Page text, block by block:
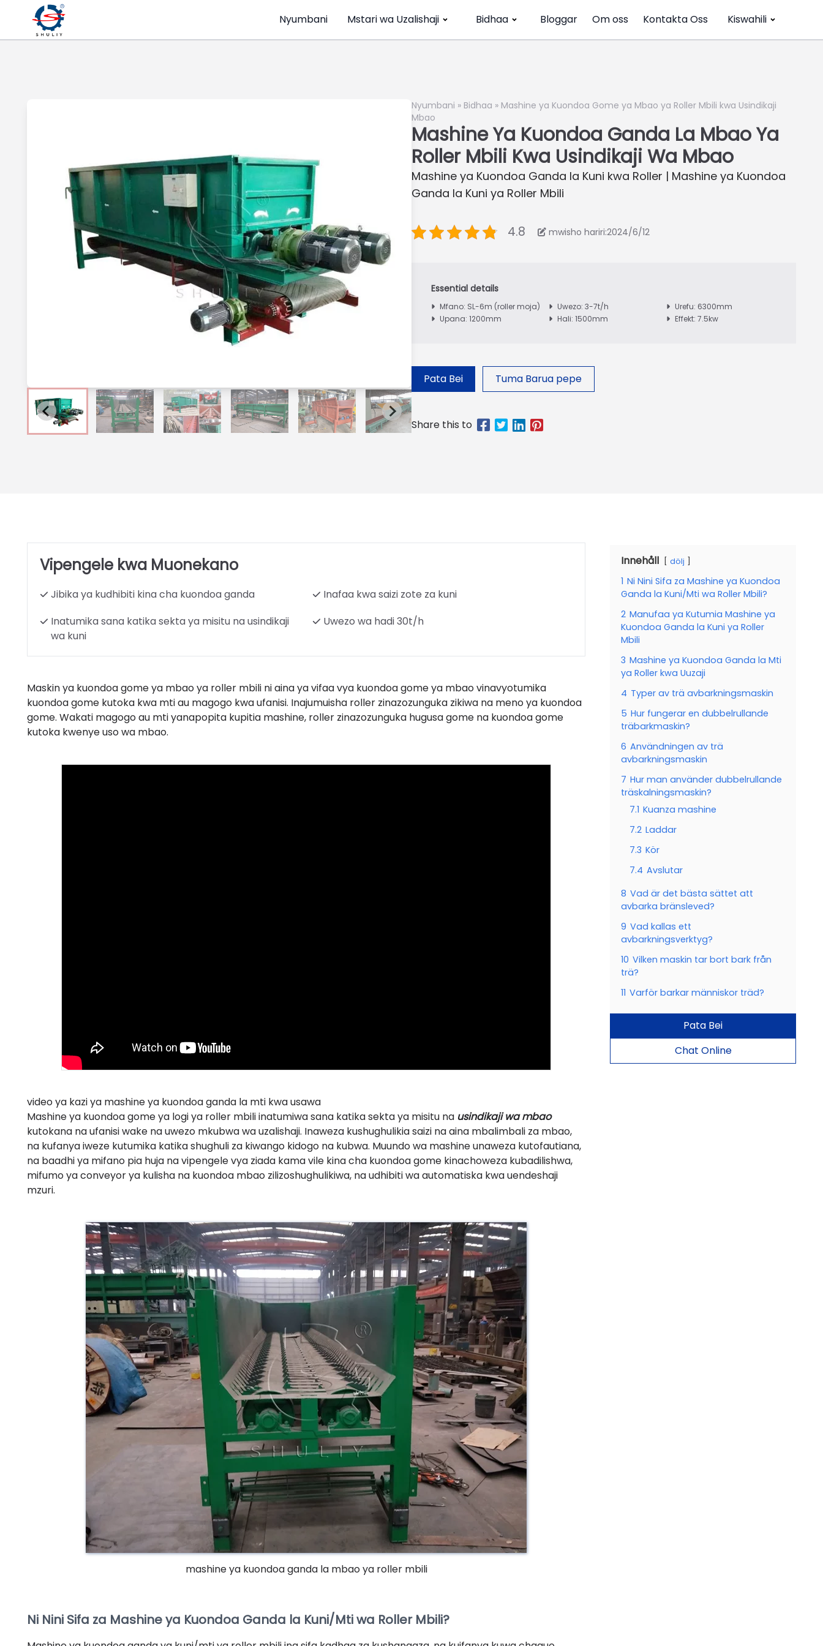
Nyumbani Mstari wa Uzalishaji Bidhaa Bloggar Om oss Kontakta Oss Kiswahili
Nyumbani » Bidhaa » Mashine ya Kuondoa Gome ya Mbao ya Roller Mbili kwa Usindikaji
Mbao
Mashine Ya Kuondoa Ganda La Mbao Ya
Roller Mbili Kwa Usindikaji Wa Mbao
Mashine ya Kuondoa Ganda la Kuni kwa Roller | Mashine ya Kuondoa
Ganda la Kuni ya Roller Mbili
4.8 mwisho hariri:2024/6/12
Mfano: SL-6m (roller moja) Uwezo: 3-7t/h
Urefu: 6300mm
Upana: 1200mm
Hali: 1500mm Effekt: 7.5kw
Pata Bei Tuma Barua pepe
Vipengele kwa Muonekano
Jibika ya kudhibiti kina cha kuondoa ganda
Inafaa kwa saizi zote za kuni
Inatumika sana katika sekta ya misitu na usindikaji
wa kuni
Uwezo wa hadi 30t/h
Maskin ya kuondoa gome ya mbao ya roller mbili ni aina ya vifaa vya kuondoa gome ya mbao vinavyotumika
kuondoa gome kutoka kwa mti au magogo kwa ufanisi. Inajumuisha roller zinazozunguka zikiwa na meno ya kuondoa
gome. Wakati magogo au mti yanapopita kupitia mashine, roller zinazozunguka hugusa gome na kuondoa gome
kutoka kwenye uso wa mbao.
video ya kazi ya mashine ya kuondoa ganda la mti kwa usawa
Mashine ya kuondoa gome ya logi ya roller mbili inatumiwa sana katika sekta ya misitu na usindikaji wa mbao
kutokana na ufanisi wake na uwezo mkubwa wa uzalishaji. Inaweza kushughulikia saizi na aina mbalimbali za mbao,
na kufanya iweze kutumika katika shughuli za kiwango kidogo na kubwa. Muundo wa mashine unaweza kutofautiana,
na baadhi ya mifano pia huja na vipengele vya ziada kama vile kina cha kuondoa gome kinachoweza kubadilishwa,
mifumo ya conveyor ya kulisha na kuondoa mbao zilizoshughulikiwa, na udhibiti wa automatiska kwa uendeshaji
mzuri.
mashine ya kuondoa ganda la mbao ya roller mbili
Ni Nini Sifa za Mashine ya Kuondoa Ganda la Kuni/Mti wa Roller Mbili?
Innehåll dölj
1 Ni Nini Sifa za Mashine ya Kuondoa
Ganda la Kuni/Mti wa Roller Mbili?
2 Manufaa ya Kutumia Mashine ya
Kuondoa Ganda la Kuni ya Roller
Mbili
3 Mashine ya Kuondoa Ganda la Mti
ya Roller kwa Uuzaji
4 Typer av trä avbarkningsmaskin
5 Hur fungerar en dubbelrullande
träbarkmaskin?
6 Användningen av trä
avbarkningsmaskin
7 Hur man använder dubbelrullande
träskalningsmaskin?
7.1 Kuanza mashine
7.2 Laddar
7.3 Kör
7.4 Avslutar
8 Vad är det bästa sättet att
avbarka bränsleved?
9 Vad kallas ett
avbarkningsverktyg?
10 Vilken maskin tar bort bark från
trä?
11 Varför barkar människor träd?
Pata Bei
Chat Online